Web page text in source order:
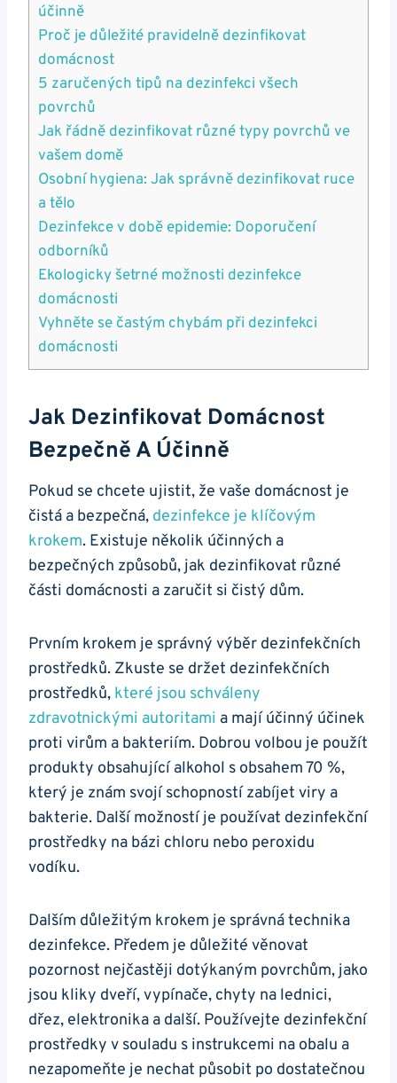
účinně
Proč je důležité pravidelně dezinfikovat
domácnost
5 zaručených tipů na dezinfekci všech
povrchů
Jak řádně dezinfikovat různé typy povrchů ve
vašem domě
Osobní hygiena: Jak správně dezinfikovat ruce
a tělo
Dezinfekce v době epidemie: Doporučení
odborníků
Ekologicky šetrné možnosti dezinfekce
domácnosti
Vyhněte se častým chybám při dezinfekci
domácnosti
Jak Dezinfikovat Domácnost
Bezpečně A Účinně
Pokud se chcete ujistit, že vaše domácnost je
čistá a bezpečná, dezinfekce je klíčovým
krokem. Existuje několik účinných a
bezpečných způsobů, jak dezinfikovat různé
části domácnosti a zaručit si čistý dům.
Prvním krokem je správný výběr dezinfekčních
prostředků. Zkuste se držet dezinfekčních
prostředků, které jsou schváleny
zdravotnickými autoritami a mají účinný účinek
proti virům a bakteriím. Dobrou volbou je použít
produkty obsahující alkohol s obsahem 70 %,
který je znám svojí schopností zabíjet viry a
bakterie. Další možností je používat dezinfekční
prostředky na bázi chloru nebo peroxidu
vodíku.
Dalším důležitým krokem je správná technika
dezinfekce. Předem je důležité věnovat
pozornost nejčastěji dotýkaným povrchům, jako
jsou kliky dveří, vypínače, chyty na lednici,
dřez, elektronika a další. Používejte dezinfekční
prostředky v souladu s instrukcemi na obalu a
nezapomeňte je nechat působit po dostatečnou